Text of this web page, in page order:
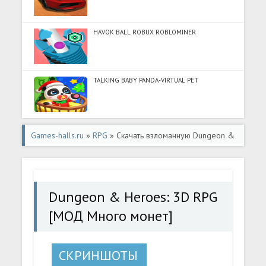
HAVOK BALL ROBUX ROBLOMINER
TALKING BABY PANDA-VIRTUAL PET
Games-halls.ru »RPG » Скачать взломанную Dungeon &
Heroes: 3D RPG [МОД Много монет] - последняя версия
Dungeon & Heroes: 3D RPG
[МОД Много монет]
СКРИНШОТЫ